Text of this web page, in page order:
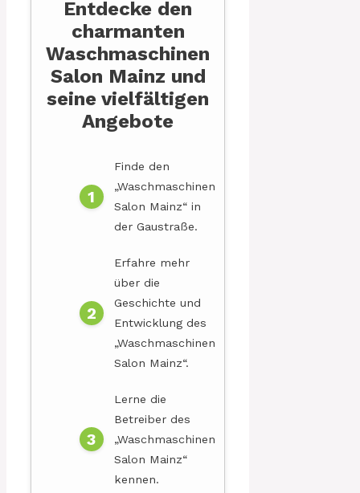
Entdecke den
charmanten
Waschmaschinen
Salon Mainz und
seine vielfältigen
Angebote
Finde den
„Waschmaschinen
Salon Mainz“ in
der Gaustraße.
Erfahre mehr
über die
Geschichte und
Entwicklung des
„Waschmaschinen
Salon Mainz“.
Lerne die
Betreiber des
„Waschmaschinen
Salon Mainz“
kennen.